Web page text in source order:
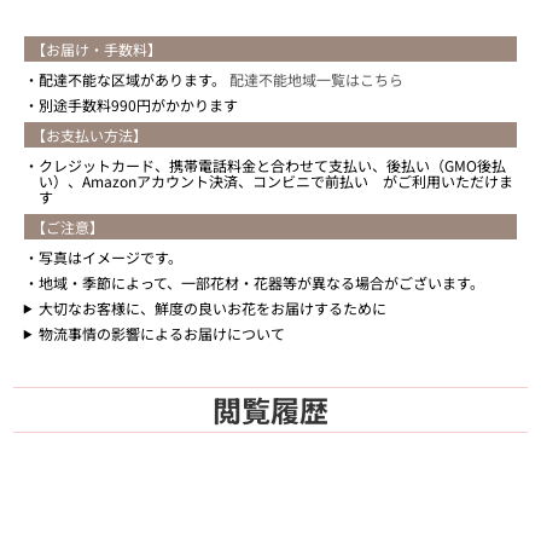
【お届け・手数料】
配達不能な区域があります。 配達不能地域一覧はこちら
別途手数料990円がかかります
【お支払い方法】
クレジットカード、携帯電話料金と合わせて支払い、後払い（GMO後払
い）、Amazonアカウント決済、コンビニで前払い がご利用いただけま
す
【ご注意】
写真はイメージです。
地域・季節によって、一部花材・花器等が異なる場合がございます。
大切なお客様に、鮮度の良いお花をお届けするために
物流事情の影響によるお届けについて
閲覧履歴